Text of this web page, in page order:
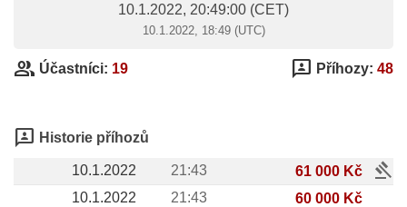
10.1.2022, 20:49:00 (CET)
10.1.2022, 18:49 (UTC)
group Účastníci: 19 3p Příhozy: 48
3p Historie příhozů
10.1.2022 21:43 61 000 Kč gavel
10.1.2022 21:43
60 000 Kč